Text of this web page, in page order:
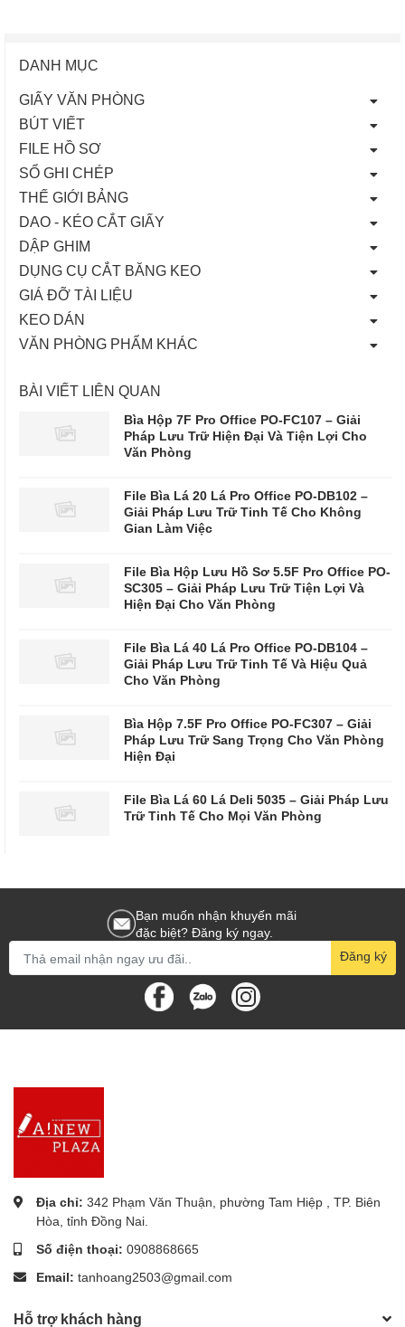
DANH MỤC
GIẤY VĂN PHÒNG
BÚT VIẾT
FILE HỒ SƠ
SỔ GHI CHÉP
THẾ GIỚI BẢNG
DAO - KÉO CẮT GIẤY
DẬP GHIM
DỤNG CỤ CẮT BĂNG KEO
GIÁ ĐỠ TÀI LIỆU
KEO DÁN
VĂN PHÒNG PHẨM KHÁC
BÀI VIẾT LIÊN QUAN
Bìa Hộp 7F Pro Office PO-FC107 – Giải
Pháp Lưu Trữ Hiện Đại Và Tiện Lợi Cho
Văn Phòng
File Bìa Lá 20 Lá Pro Office PO-DB102 –
Giải Pháp Lưu Trữ Tinh Tế Cho Không
Gian Làm Việc
File Bìa Hộp Lưu Hồ Sơ 5.5F Pro Office PO-
SC305 – Giải Pháp Lưu Trữ Tiện Lợi Và
Hiện Đại Cho Văn Phòng
File Bìa Lá 40 Lá Pro Office PO-DB104 –
Giải Pháp Lưu Trữ Tinh Tế Và Hiệu Quả
Cho Văn Phòng
Bìa Hộp 7.5F Pro Office PO-FC307 – Giải
Pháp Lưu Trữ Sang Trọng Cho Văn Phòng
Hiện Đại
File Bìa Lá 60 Lá Deli 5035 – Giải Pháp Lưu
Trữ Tinh Tế Cho Mọi Văn Phòng
Bạn muốn nhận khuyến mãi
đặc biệt? Đăng ký ngay.
Đăng ký
Địa chỉ: 342 Phạm Văn Thuận, phường Tam Hiệp , TP. Biên
Hòa, tỉnh Đồng Nai.
Số điện thoại: 0908868665
Email: tanhoang2503@gmail.com
Hỗ trợ khách hàng